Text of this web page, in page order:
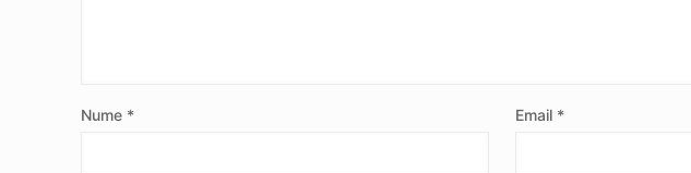
Nume * Email *